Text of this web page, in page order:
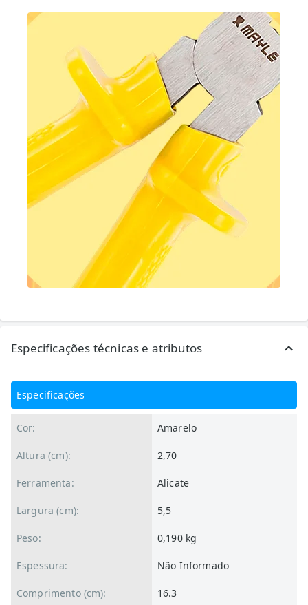
Especificações técnicas e atributos
Especificações
Cor: Amarelo
Altura (cm): 2,70
Ferramenta: Alicate
Largura (cm): 5,5
Peso: 0,190 kg
Espessura: Não Informado
Comprimento (cm): 16.3